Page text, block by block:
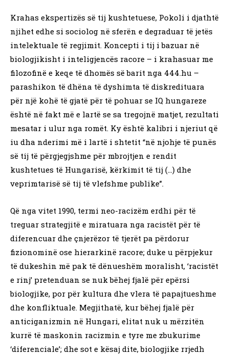
Krahas ekspertizës së tij kushtetuese, Pokoli i djathtë
njihet edhe si sociolog në sferën e degraduar të jetës
intelektuale të regjimit. Koncepti i tij i bazuar në
biologjikisht i inteligjencës racore – i krahasuar me
filozofinë e keqe të dhomës së barit nga 444.hu –
parashikon të dhëna të dyshimta të diskredituara
për një kohë të gjatë për të pohuar se IQ hungareze
është në fakt më e lartë se sa tregojnë matjet, rezultati
mesatar i ulur nga romët. Ky është kalibri i njeriut që
iu dha nderimi më i lartë i shtetit “në njohje të punës
së tij të përgjegjshme për mbrojtjen e rendit
kushtetues të Hungarisë, kërkimit të tij (…) dhe
veprimtarisë së tij të vlefshme publike”.
Që nga vitet 1990, termi neo-racizëm erdhi për të
treguar strategjitë e miratuara nga racistët për të
diferencuar dhe çnjerëzor të tjerët pa përdorur
fizionominë ose hierarkinë racore; duke u përpjekur
të dukeshin më pak të dënueshëm moralisht, ‘racistët
e rinj’ pretenduan se nuk bëhej fjalë për epërsi
biologjike, por për kultura dhe vlera të papajtueshme
dhe konfliktuale. Megjithatë, kur bëhej fjalë për
anticiganizmin në Hungari, elitat nuk u mërzitën
kurrë të maskonin racizmin e tyre me zbukurime
‘diferenciale’; dhe sot e kësaj dite, biologjike rrjedh